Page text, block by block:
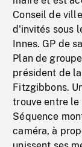
Conseil de
d'invités sous
Innes. GP de
Plan de
président de
Fitzgibbons.
trouve entre le
Séquence
caméra, à